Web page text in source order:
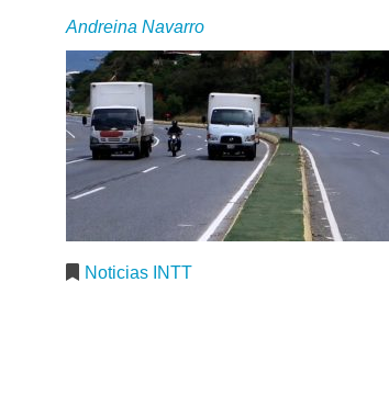
Andreina Navarro
Noticias INTT